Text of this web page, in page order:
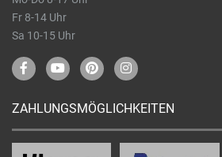
Fr 8-14 Uhr
Sa 10-15 Uhr
ZAHLUNGSMÖGLICHKEITEN